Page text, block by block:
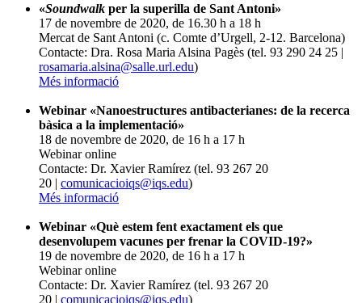
«Soundwalk per la superilla de Sant Antoni»
17 de novembre de 2020, de 16.30 h a 18 h
Mercat de Sant Antoni (c. Comte d’Urgell, 2-12. Barcelona)
Contacte: Dra. Rosa Maria Alsina Pagès (tel. 93 290 24 25 |
rosamaria.alsina@salle.url.edu)
Més informació
Webinar «Nanoestructures antibacterianes: de la recerca
bàsica a la implementació»
18 de novembre de 2020, de 16 h a 17 h
Webinar online
Contacte: Dr. Xavier Ramírez (tel. 93 267 20
20 | comunicacioiqs@iqs.edu)
Més informació
Webinar «Què estem fent exactament els que
desenvolupem vacunes per frenar la COVID-19?»
19 de novembre de 2020, de 16 h a 17 h
Webinar online
Contacte: Dr. Xavier Ramírez (tel. 93 267 20
20 | comunicacioiqs@iqs.edu)